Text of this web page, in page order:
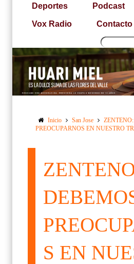
Deportes Podcast
Vox Radio Contacto
Inicio San Jose
PREOCUPARNOS EN NUESTRO
S EN